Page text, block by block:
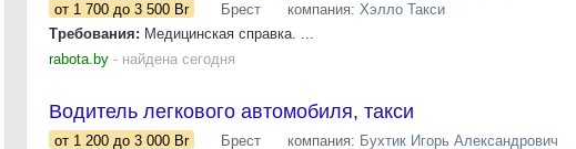
от 1 700 до 3 500 Br Брест компания: Хэлло Такси
Требования: Медицинская справка. ...
rabota.by - найдена сегодня
Водитель легкового автомобиля, такси
от 1 200 до 3 000 Br Брест компания: Бухтик Игорь Александрович